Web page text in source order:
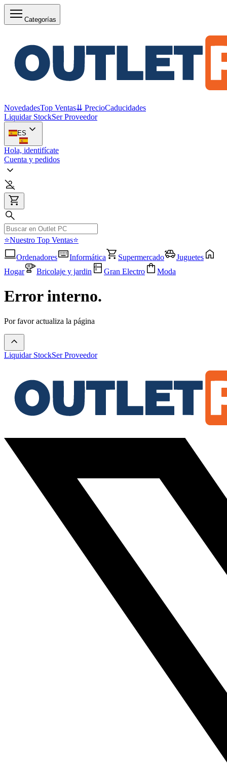
Categorías
NovedadesTop Ventas⇊ PrecioCaducidades
Liquidar StockSer Proveedor
ES
Hola, identifícate
Cuenta y pedidos
⭐Nuestro Top Ventas⭐
Ordenadores
Informática Supermercado
Juguetes
Hogar
Bricolaje y jardin Gran Electro Moda
Error interno.
Por favor actualiza la página
Liquidar StockSer Proveedor